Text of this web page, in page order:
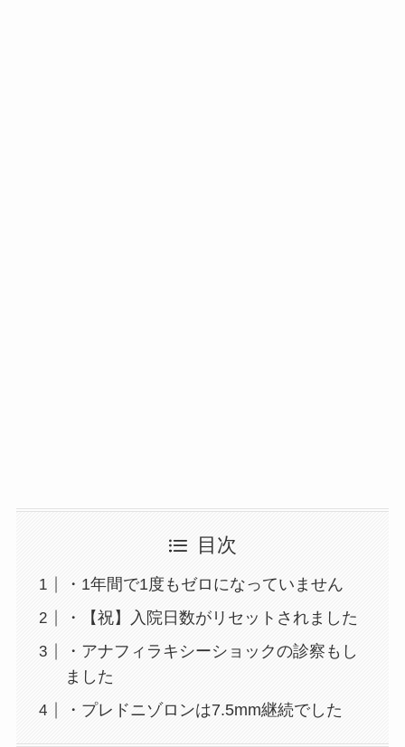
目次
・1年間で1度もゼロになっていません
・【祝】入院日数がリセットされました
・アナフィラキシーショックの診察もし
ました
・プレドニゾロンは7.5mm継続でした